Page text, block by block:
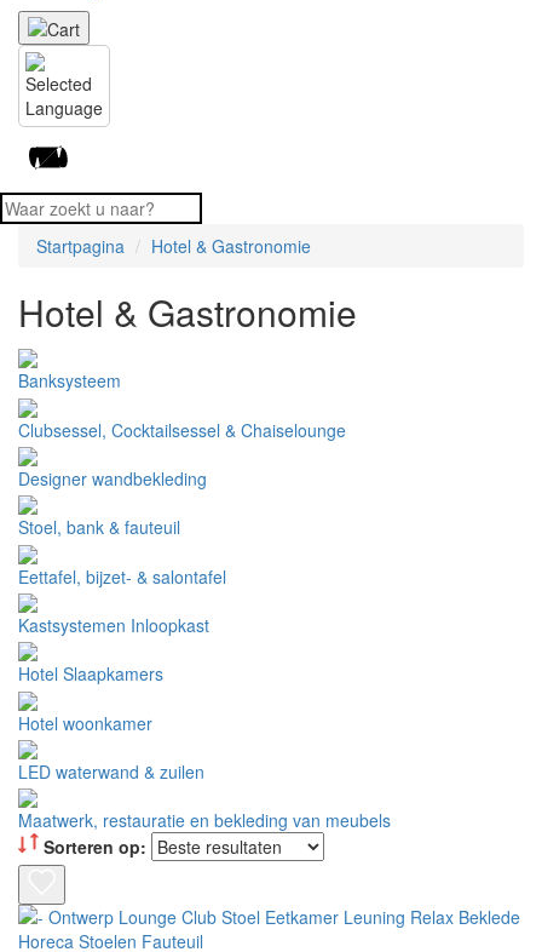
Startpagina Hotel & Gastronomie
Hotel & Gastronomie
Banksysteem
Clubsessel, Cocktailsessel & Chaiselounge
Designer wandbekleding
Stoel, bank & fauteuil
Eettafel, bijzet- & salontafel
Kastsystemen Inloopkast
Hotel Slaapkamers
Hotel woonkamer
LED waterwand & zuilen
Maatwerk, restauratie en bekleding van meubels
Sorteren op: